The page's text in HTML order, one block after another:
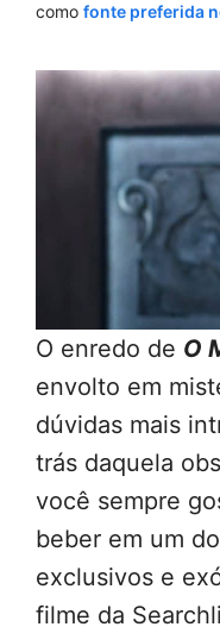
como fonte preferida
O enredo de O
envolto em
dúvidas mais
trás daquela
você sempre
beber em um
exclusivos e
filme da